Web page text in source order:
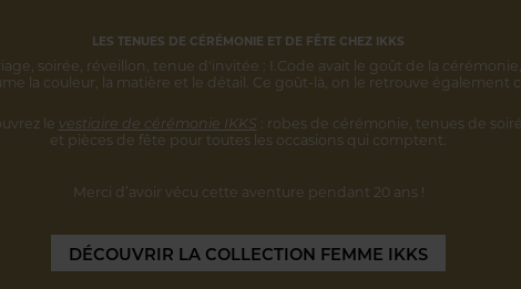
LES TENUES DE CÉRÉMONIE ET DE FÊTE CHEZ IKKS
soirée, réveillon, tenue d'invitée : I.Code avait le goût de la cérémonie,
la couleur, la matière et le détail. Ce goût-là, on le retrouve également
le vestiaire de cérémonie IKKS : robes de cérémonie, tenues de
et pièces de fête pour toutes les occasions qui comptent.
Merci d’avoir vécu cette aventure pendant 20 ans !
DÉCOUVRIR LA COLLECTION FEMME IKKS